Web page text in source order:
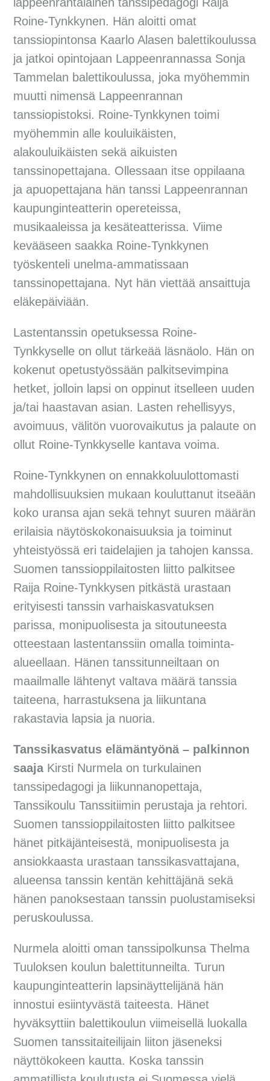
Roine-Tynkkynen. Hän aloitti omat
tanssiopintonsa Kaarlo Alasen balettikoulussa
ja jatkoi opintojaan Lappeenrannassa Sonja
Tammelan balettikoulussa, joka myöhemmin
muutti nimensä Lappeenrannan
tanssiopistoksi. Roine-Tynkkynen toimi
myöhemmin alle kouluikäisten,
alakouluikäisten sekä aikuisten
tanssinopettajana. Ollessaan itse oppilaana
ja apuopettajana hän tanssi Lappeenrannan
kaupunginteatterin opereteissa,
musikaaleissa ja kesäteatterissa. Viime
kevääseen saakka Roine-Tynkkynen
työskenteli unelma-ammatissaan
tanssinopettajana. Nyt hän viettää ansaittuja
eläkepäiviään.
Lastentanssin opetuksessa Roine-
Tynkkyselle on ollut tärkeää läsnäolo. Hän on
kokenut opetustyössään palkitsevimpina
hetket, jolloin lapsi on oppinut itselleen uuden
ja/tai haastavan asian. Lasten rehellisyys,
avoimuus, välitön vuorovaikutus ja palaute on
ollut Roine-Tynkkyselle kantava voima.
Roine-Tynkkynen on ennakkoluulottomasti
mahdollisuuksien mukaan kouluttanut itseään
koko uransa ajan sekä tehnyt suuren määrän
erilaisia näytöskokonaisuuksia ja toiminut
yhteistyössä eri taidelajien ja tahojen kanssa.
Suomen tanssioppilaitosten liitto palkitsee
Raija Roine-Tynkkysen pitkästä urastaan
erityisesti tanssin varhaiskasvatuksen
parissa, monipuolisesta ja sitoutuneesta
otteestaan lastentanssiin omalla toiminta-
alueellaan. Hänen tanssitunneiltaan on
maailmalle lähtenyt valtava määrä tanssia
taiteena, harrastuksena ja liikuntana
rakastavia lapsia ja nuoria.
Tanssikasvatus elämäntyönä – palkinnon
saajaKirsti Nurmela on turkulainen
tanssipedagogi ja liikunnanopettaja,
Tanssikoulu Tanssitiimin perustaja ja rehtori.
Suomen tanssioppilaitosten liitto palkitsee
hänet pitkäjänteisestä, monipuolisesta ja
ansiokkaasta urastaan tanssikasvattajana,
alueensa tanssin kentän kehittäjänä sekä
hänen panoksestaan tanssin puolustamiseksi
peruskoulussa.
Nurmela aloitti oman tanssipolkunsa Thelma
Tuuloksen koulun balettitunneilta. Turun
kaupunginteatterin lapsinäyttelijänä hän
innostui esiintyvästä taiteesta. Hänet
hyväksyttiin balettikoulun viimeisellä luokalla
Suomen tanssitaiteilijain liiton jäseneksi
näyttökokeen kautta. Koska tanssin